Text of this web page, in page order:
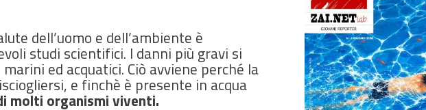
dell’uomo e dell’ambiente è
studi scientifici. I danni più gravi si
ed acquatici. Ciò avviene perché la
e finchè è presente in acqua
molti organismi viventi.